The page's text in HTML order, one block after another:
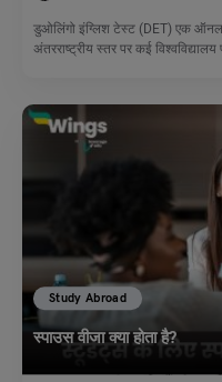
डुओलिंगो इंग्लिश टेस्ट (DET) एक
अंतरराष्ट्रीय स्तर पर कई
Study Abroad
स्पाउस वीजा क्या होता है?